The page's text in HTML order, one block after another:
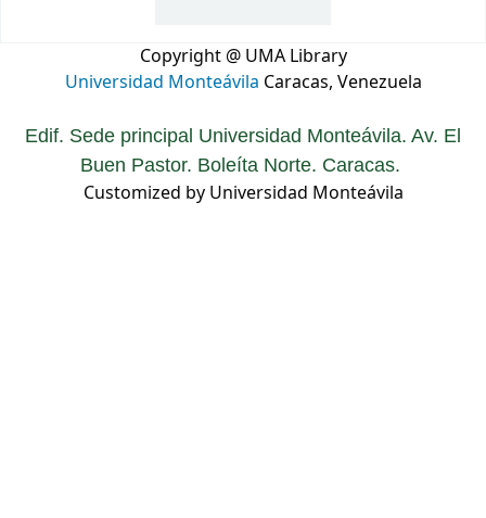
Copyright @ UMA Library
Universidad Monteávila Caracas, Venezuela
Edif. Sede principal Universidad Monteávila. Av. El
Buen Pastor. Boleíta Norte. Caracas.
Customized by Universidad Monteávila